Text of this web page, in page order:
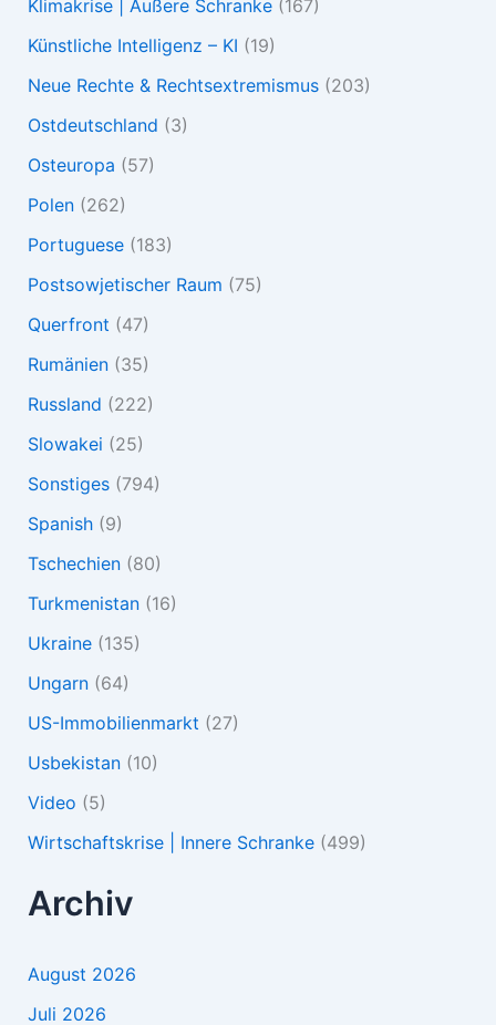
Klimakrise | Äußere Schranke(167)
Künstliche Intelligenz – KI (19)
Neue Rechte & Rechtsextremismus(203)
Ostdeutschland (3)
Osteuropa (57)
Polen(262)
Portuguese(183)
Postsowjetischer Raum (75)
Querfront (47)
Rumänien(35)
Russland (222)
Slowakei (25)
Sonstiges(794)
Spanish(9)
Tschechien(80)
Turkmenistan(16)
Ukraine(135)
Ungarn(64)
US-Immobilienmarkt (27)
Usbekistan(10)
Video (5)
Wirtschaftskrise | Innere Schranke(499)
Archiv
August 2026
Juli 2026